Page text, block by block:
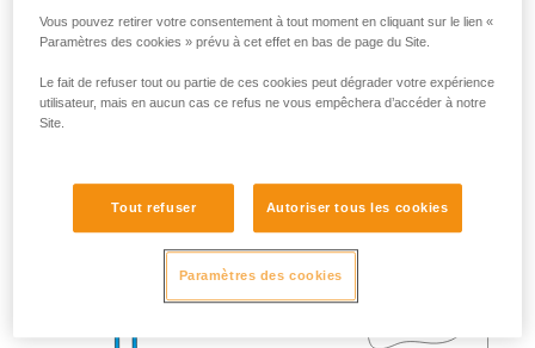
Vous pouvez retirer votre consentement à tout moment en cliquant sur le lien «
Paramètres des cookies » prévu à cet effet en bas de page du Site.
Le fait de refuser tout ou partie de ces cookies peut dégrader votre expérience
utilisateur, mais en aucun cas ce refus ne vous empêchera d’accéder à notre
Site.
Tout refuser Autoriser tous les cookies
Paramètres des cookies